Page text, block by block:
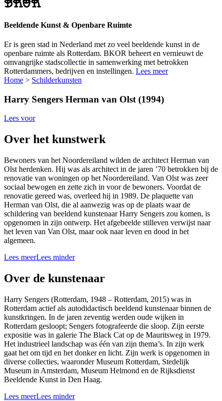
Beeldende Kunst & Openbare Ruimte
Er is geen stad in Nederland met zo veel beeldende kunst in de
openbare ruimte als Rotterdam. BKOR beheert en vernieuwt de
omvangrijke stadscollectie in samenwerking met betrokken
Rotterdammers, bedrijven en instellingen. Lees meer
Home > Schilderkunsten
Harry Sengers Herman van Olst (1994)
Lees voor
Over het kunstwerk
Bewoners van het Noordereiland wilden de architect Herman van
Olst herdenken. Hij was als architect in de jaren ’70 betrokken bij de
renovatie van woningen op het Noordereiland. Van Olst was zeer
sociaal bewogen en zette zich in voor de bewoners. Voordat de
renovatie gereed was, overleed hij in 1989. De plaquette van
Herman van Olst, die al aanwezig was op de plaats waar de
schildering van beeldend kunstenaar Harry Sengers zou komen, is
opgenomen in zijn ontwerp. Het afgebeelde stilleven verwijst naar
het leven van Van Olst, maar ook naar leven en dood in het
algemeen.
Lees meerLees minder
Over de kunstenaar
Harry Sengers (Rotterdam, 1948 – Rotterdam, 2015) was in
Rotterdam actief als autodidactisch beeldend kunstenaar binnen de
kunstkringen. In de jaren zeventig werden oude wijken in
Rotterdam gesloopt; Sengers fotografeerde die sloop. Zijn eerste
expositie was in galerie The Black Cat op de Mauritsweg in 1979.
Het industrieel landschap was één van zijn thema’s. In zijn werk
gaat het om tijd en het donker en licht. Zijn werk is opgenomen in
diverse collecties, waaronder Museum Rotterdam, Stedelijk
Museum in Amsterdam, Museum Helmond en de Rijksdienst
Beeldende Kunst in Den Haag.
Lees meerLees minder